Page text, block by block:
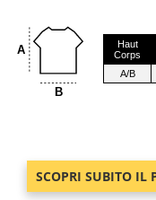
A
B
Haut
Corps
A/B
SCOPRI SUBITO IL